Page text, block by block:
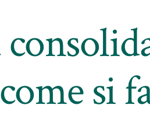
come si